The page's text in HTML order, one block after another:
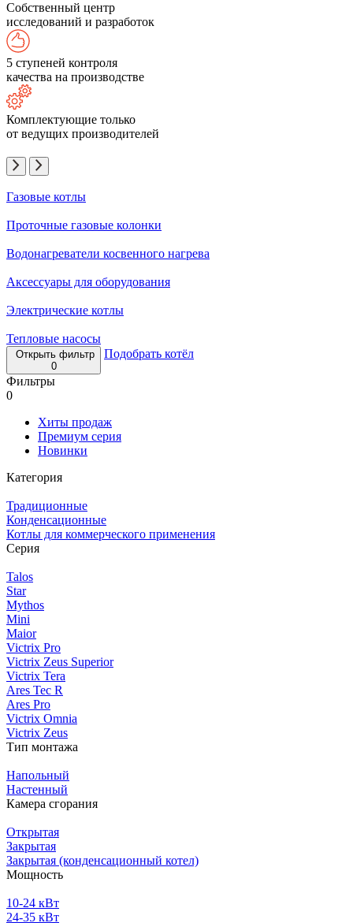
Собственный центр
исследований и разработок
5 ступеней контроля
качества на производстве
Комплектующие только
от ведущих производителей
Газовые котлы
Проточные газовые колонки
Водонагреватели косвенного нагрева
Аксессуары для оборудования
Электрические котлы
Тепловые насосы
Открыть фильтр
0
Подобрать котёл
Фильтры
0
Хиты продаж
Премиум серия
Новинки
Категория
Традиционные
Конденсационные
Котлы для коммерческого применения
Серия
Talos
Star
Mythos
Mini
Maior
Victrix Pro
Victrix Zeus Superior
Victrix Tera
Ares Tec R
Ares Pro
Victrix Omnia
Victrix Zeus
Тип монтажа
Напольный
Настенный
Камера сгорания
Открытая
Закрытая
Закрытая (конденсационный котел)
Мощность
10-24 кВт
24-35 кВт